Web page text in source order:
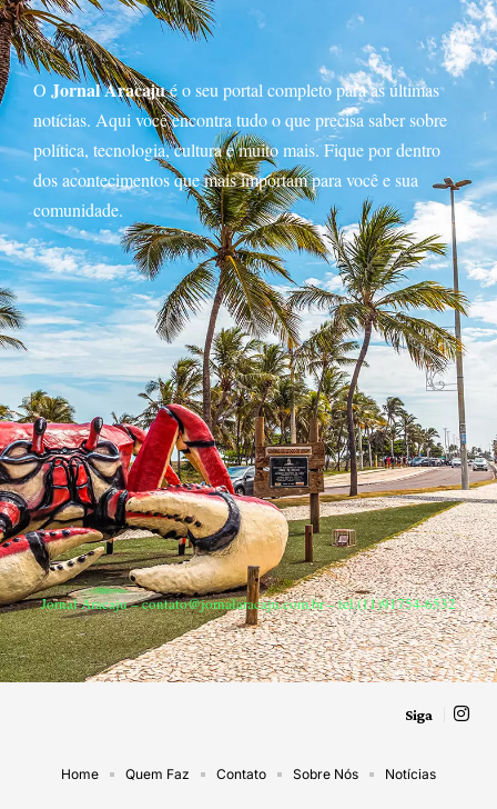
O Jornal Aracajué o seu portal completo para as últimas
notícias. Aqui você encontra tudo o que precisa saber sobre
política, tecnologia, cultura e muito mais. Fique por dentro
dos acontecimentos que mais importam para você e sua
comunidade.
Jornal Aracaju –contato@jornalaracaju.com.br– tel.(11)91754-6532
Siga
Home Quem Faz Contato Sobre Nós Notícias